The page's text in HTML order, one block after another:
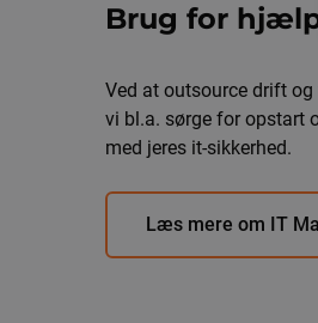
Brug for
Ved at outsource drift
vi bl.a. sørge for opstart
med jeres it-sikkerhed.
Læs mere om IT